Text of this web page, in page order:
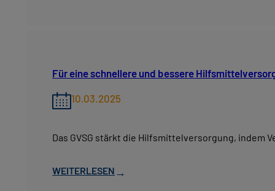
Für eine schnellere und bessere
10.03.2025
Das GVSG stärkt die Hilfsmittelversorgung, indem
WEITERLESEN →